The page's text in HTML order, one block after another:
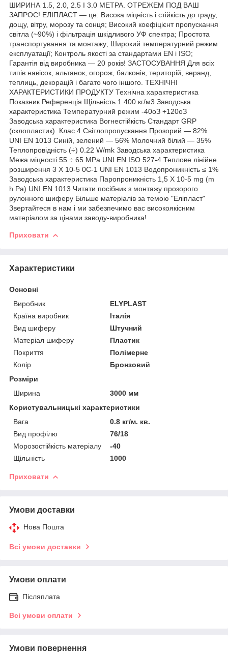
ШИРИНА 1.5, 2.0, 2.5 І 3.0 МЕТРА. ОТРЕЖЕМ ПОД ВАШ
ЗАПРОС! ЕЛІПЛАСТ — це: Висока міцність і стійкість до граду,
дощу, вітру, морозу та сонця; Високий коефіцієнт пропускання
світла (~90%) і фільтрація шкідливого УФ спектра; Простота
транспортування та монтажу; Широкий температурний режим
експлуатації; Контроль якості за стандартами EN і ISO;
Гарантія від виробника — 20 років! ЗАСТОСУВАННЯ Для всіх
типів навісок, альтанок, огорож, балконів, територій, веранд,
теплиць, декорацій і багато чого іншого. ТЕХНІЧНІ
ХАРАКТЕРИСТИКИ ПРОДУКТУ Технічна характеристика
Показник Референція Щільність 1.400 кг/м3 Заводська
характеристика Температурний режим -40оЗ +120оЗ
Заводська характеристика Вогнестійкість Стандарт GRP
(склопластик). Клас 4 Світлопропускання Прозорий — 82%
UNI EN 1013 Синій, зелений — 56% Молочний білий — 35%
Теплопровідність (÷) 0.22 W/mk Заводська характеристика
Межа міцності 55 ÷ 65 MPa UNI EN ISO 527-4 Теплове лінійне
розширення 3 X 10-5 0C-1 UNI EN 1013 Водопроникність ≤ 1%
Заводська характеристика Паропроникність 1,5 X 10-5 mg (m
h Pa) UNI EN 1013 Читати посібник з монтажу прозорого
рулонного шиферу Більше матеріалів за темою "Еліпласт"
Звертайтеся в нам і ми забезпечимо вас високоякісним
матеріалом за цінами заводу-виробника!
Приховати
Характеристики
Основні
Виробник
ELYPLAST
Країна виробник
Італія
Вид шиферу
Штучний
Матеріал шиферу
Пластик
Покриття
Полімерне
Колір
Бронзовий
Розміри
Ширина
3000 мм
Користувальницькі характеристики
Вага
0.8 кг/м. кв.
Вид профілю
76/18
Морозостійкість матеріалу
-40
Щільність
1000
Приховати
Умови доставки
Нова Пошта
Всі умови доставки
Умови оплати
Післяплата
Всі умови оплати
Умови повернення